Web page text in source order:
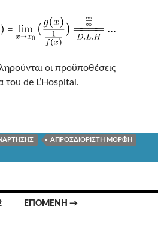
οι προϋποθέσεις
του de L’Hospital.
DE L HOSPITAL
ΑΠΡΟΣΔΙΟΡΙΣΤΗ ΜΟΡΦΗ
ΕΠΌΜΕΝΗ →